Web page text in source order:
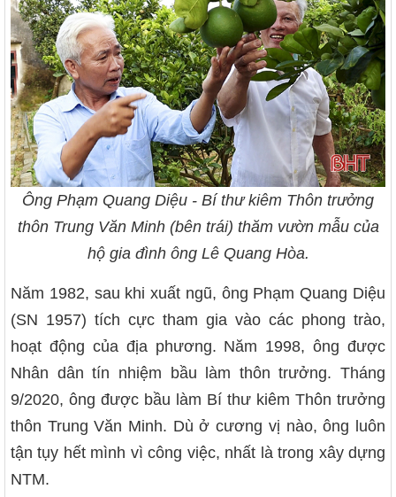
Ông Phạm Quang Diệu - Bí thư kiêm Thôn trưởng
thôn Trung Văn Minh (bên trái) thăm vườn mẫu của
hộ gia đình ông Lê Quang Hòa.
Năm 1982, sau khi xuất ngũ, ông Phạm Quang Diệu
(SN 1957) tích cực tham gia vào các phong trào,
hoạt động của địa phương. Năm 1998, ông được
Nhân dân tín nhiệm bầu làm thôn trưởng. Tháng
9/2020, ông được bầu làm Bí thư kiêm Thôn trưởng
thôn Trung Văn Minh. Dù ở cương vị nào, ông luôn
tận tụy hết mình vì công việc, nhất là trong xây dựng
NTM.